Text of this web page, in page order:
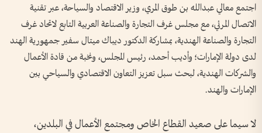
اجتمع معالي عبدالله بن طوق المري، وزير الاقتصاد والسياحة، عبر تقنية
الاتصال المرئي، مع مجلس غرف التجارة والصناعة العربية التابع لاتحاد غرف
التجارة والصناعة الهندية، بمشاركة الدكتور ديباك ميتال سفير جمهورية الهند
لدى دولة الإمارات؛ وأديب أحمد، رئيس المجلس، ونخبة من قادة الأعمال
والشركات الهندية، لبحث سبل تعزيز التعاون الاقتصادي والسياحي بين
الإمارات والهند.
لا سيما على صعيد القطاع الخاص ومجتمع الأعمال في البلدين،